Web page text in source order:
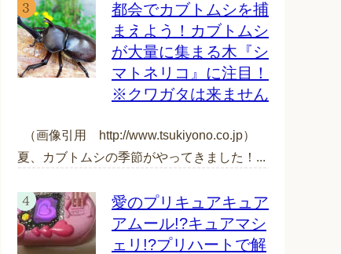
都会でカブトムシを捕
まえよう！カブトムシ
が大量に集まる木『シ
マトネリコ』に注目！
※クワガタは来ません
（画像引用 http://www.tsukiyono.co.jp）
夏、カブトムシの季節がやってきました！...
愛のプリキュアキュア
アムール!?キュアマシ
ェリ!?プリハートで解